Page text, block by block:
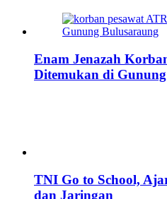
Enam Jenazah
Ditemukan di
TNI Go to School,
dan Jaringan